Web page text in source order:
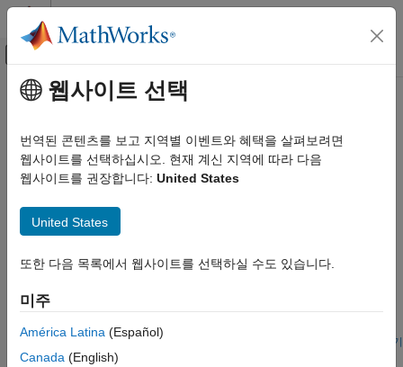
콘텐츠로 바로 가기
오프캔버스 탐색 메뉴 토글
문서 홈
MATLAB Coder
MATLAB Coder를 사용한 딥러닝
카테고리
딥러닝 코드 생성 기초
영상 분류 및 분할 응용 분야
시계열 분류 및 전망 응용 분야
신경망 압축 응용 분야
주요 콘텐츠
영상 분류 및 분할 응용 분야
영상 분류 및 분할을 수행하는 딥러닝 신경망용 코드 생성
영상 분류 및 분할 응용 분야를 위한 코드를 생성하여 임베디드
추천 예제
Generate Code for a Deep Learning Network for x86-64
Generate code for deep learning networks, targeting an Intel
processor.
라이브 스크립트 열기
Generate Code and Deploy SqueezeNet Network to
웹사이트 선택
번역된 콘텐츠를 보고 지역별 이벤트와 혜택을 살펴보려면
웹사이트를 선택하십시오. 현재 계신 지역에 따라 다음
웹사이트를 권장합니다: United States
United States
또한 다음 목록에서 웹사이트를 선택하실 수도 있습니다.
미주
América Latina (Español)
Canada (English)